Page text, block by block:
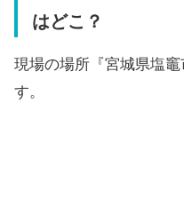
はどこ？
現場の場所『宮城県塩
す。